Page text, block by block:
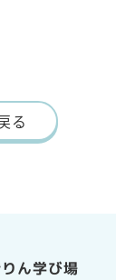
る
ん学び場